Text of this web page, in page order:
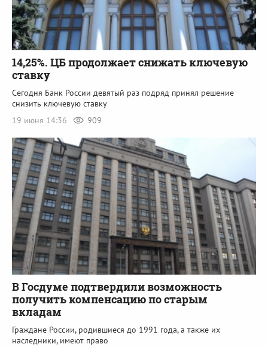
14,25%. ЦБ продолжает снижать ключевую
ставку
Сегодня Банк России девятый раз подряд принял решение
снизить ключевую ставку
19 июня 14:36
909
В Госдуме подтвердили возможность
получить компенсацию по старым
вкладам
Граждане России, родившиеся до 1991 года, а также их
наследники, имеют право